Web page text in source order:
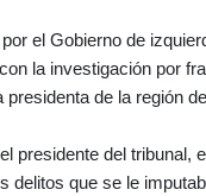
el Gobierno de
la investigación por
de la región
presidente del tribunal,
delitos que se le